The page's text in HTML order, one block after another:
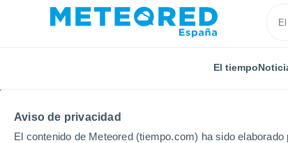
Aviso de privacidad
El contenido de Meteored (tiempo.com) ha sido
El tiempo